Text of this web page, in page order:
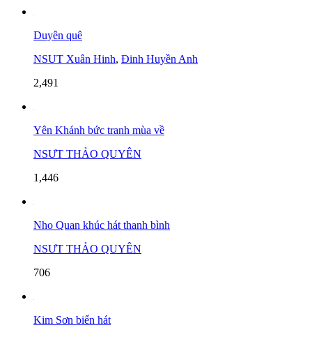
Duyên quê
NSUT Xuân Hinh, Đinh Huyền Anh
2,491
Yên Khánh bức tranh mùa về
NSƯT THẢO QUYÊN
1,446
Nho Quan khúc hát thanh bình
NSƯT THẢO QUYÊN
706
Kim Sơn biển hát